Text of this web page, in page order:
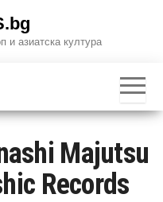
и азиатска култура
Majutsu
Records